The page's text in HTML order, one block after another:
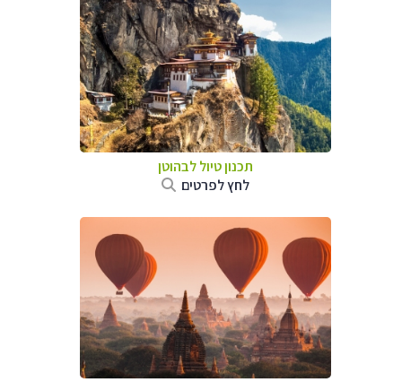
תכנון טיול לבהוטן
לחץ לפרטים